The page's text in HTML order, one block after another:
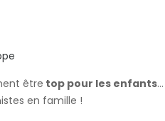
être top pour les enfants
en famille !